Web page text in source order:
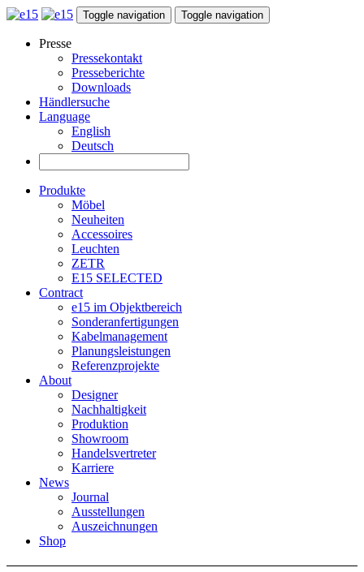
Toggle navigation Toggle navigation
Presse
Pressekontakt
Presseberichte
Downloads
Händlersuche
Language
English
Deutsch
Produkte
Möbel
Neuheiten
Accessoires
Leuchten
ZETR
E15 SELECTED
Contract
e15 im Objektbereich
Sonderanfertigungen
Kabelmanagement
Planungsleistungen
Referenzprojekte
About
Designer
Nachhaltigkeit
Produktion
Showroom
Handelsvertreter
Karriere
News
Journal
Ausstellungen
Auszeichnungen
Shop